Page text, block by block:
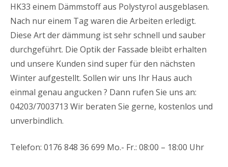
HK33 einem Dämmstoff aus Polystyrol ausgeblasen.
Nach nur einem Tag waren die Arbeiten erledigt.
Diese Art der dämmung ist sehr schnell und sauber
durchgeführt. Die Optik der Fassade bleibt erhalten
und unsere Kunden sind super für den nächsten
Winter aufgestellt. Sollen wir uns Ihr Haus auch
einmal genau angucken ? Dann rufen Sie uns an:
04203/7003713 Wir beraten Sie gerne, kostenlos und
unverbindlich.
Telefon: 0176 848 36 699 Mo.- Fr.: 08:00 – 18:00 Uhr